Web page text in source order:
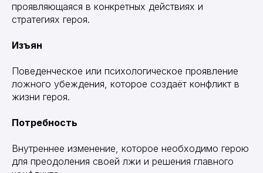
проявляющаяся в конкретных действиях и
стратегиях героя.
Изъян
Поведенческое или психологическое проявление
ложного убеждения, которое создаёт конфликт в
жизни героя.
Потребность
Внутреннее изменение, которое необходимо герою
для преодоления своей лжи и решения главного